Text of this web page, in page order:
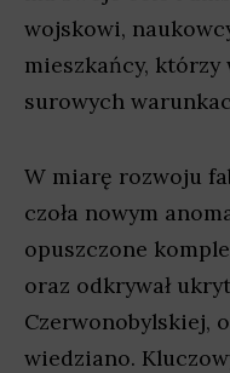
wojskowi,
mieszkańcy,
surowych
W miarę rozwoju
czoła nowym
opuszczone
oraz odkrywał
Czerwonobylskiej,
wiedziano.